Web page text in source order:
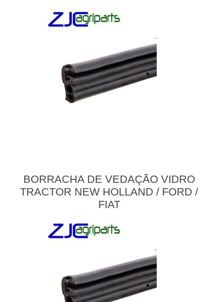
BORRACHA DE VEDAÇÃO VIDRO
TRACTOR NEW HOLLAND / FORD /
FIAT